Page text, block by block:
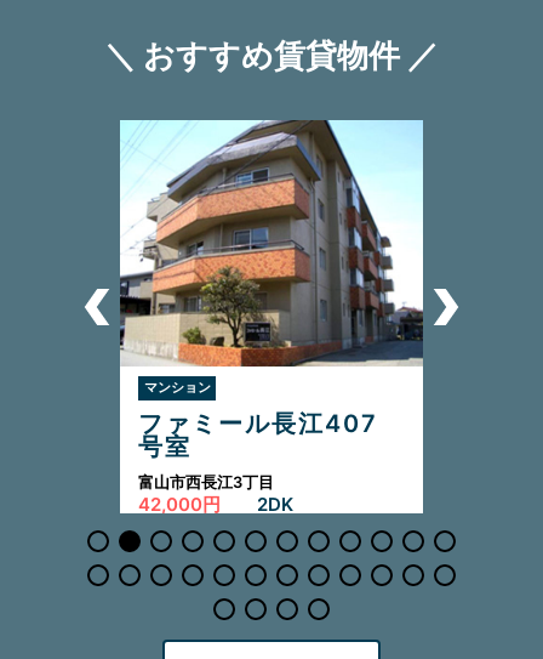
＼ おすすめ賃貸物件 ／
マンション
ファミール長江407
号室
富山市西長江3丁目
42,000円 2DK